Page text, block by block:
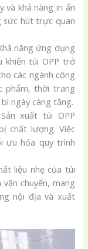
và khả năng in ấn
sức hút trực quan
năng ứng dụng
khiến túi OPP trở
các ngành công
phẩm, thời trang
ngày càng tăng.
Sản xuất túi OPP
chất lượng. Việc
ưu hóa quy trình
liệu nhẹ của túi
chuyển, mang
nội địa và xuất